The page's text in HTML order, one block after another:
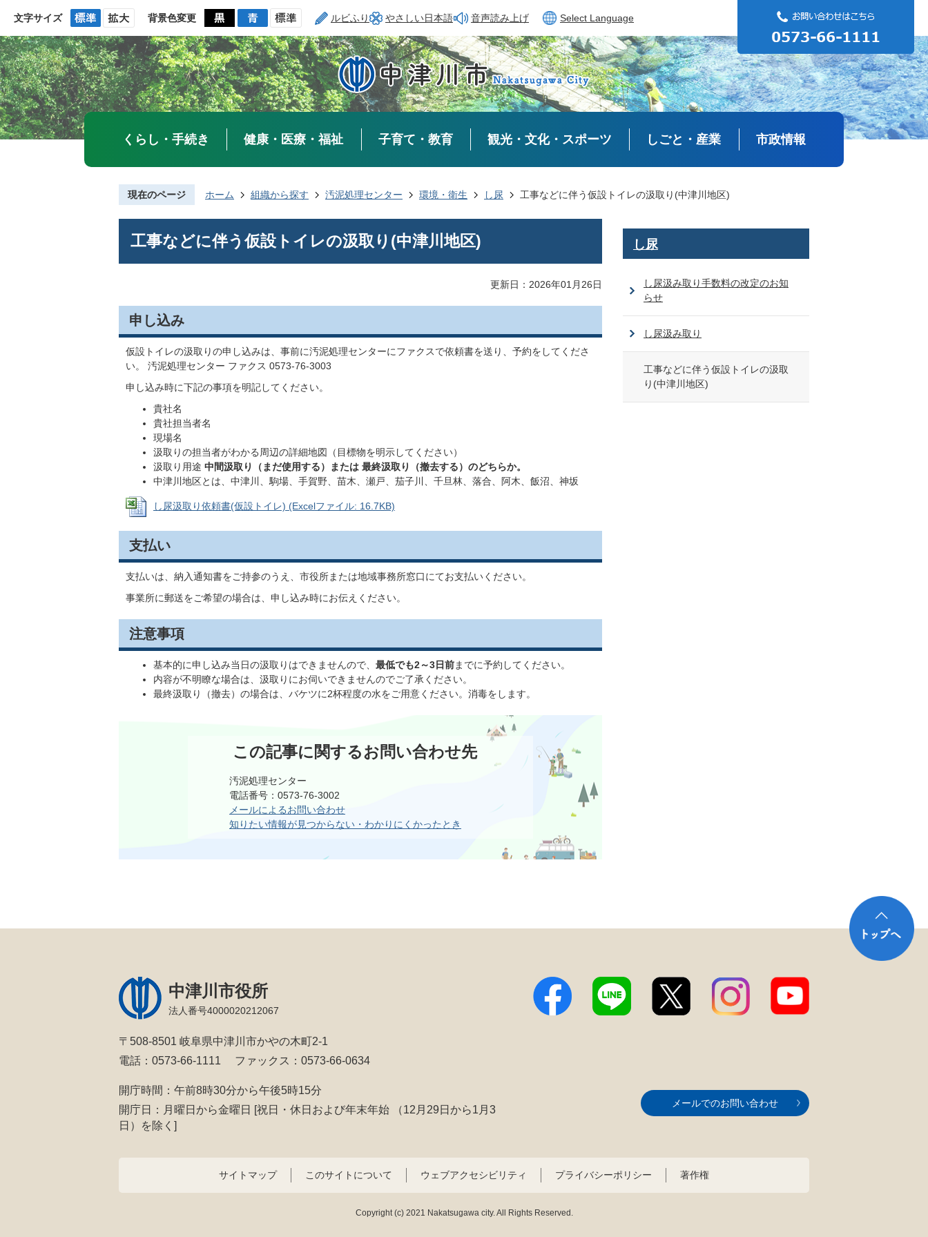
文字サイズ 背景色変更 ルビふり やさしい日本語 音声読み上げ Select Language
くらし・手続き 健康・医療・福祉 子育て・教育 観光・文化・スポーツ しごと・産業 市政情報
現在のページ ホーム 組織から探す 汚泥処理センター 環境・衛生 し尿 工事などに伴う仮設トイレの汲取り(中津川地区)
工事などに伴う仮設トイレの汲取り(中津川地区)
更新日：2026年01月26日
申し込み
仮設トイレの汲取りの申し込みは、事前に汚泥処理センターにファクスで依頼書を送り、予約をしてくださ
い。 汚泥処理センター ファクス 0573-76-3003
申し込み時に下記の事項を明記してください。
貴社名
貴社担当者名
現場名
汲取りの担当者がわかる周辺の詳細地図（目標物を明示してください）
汲取り用途 中間汲取り（まだ使用する）または 最終汲取り（撤去する）のどちらか。
中津川地区とは、中津川、駒場、手賀野、苗木、瀬戸、茄子川、千旦林、落合、阿木、飯沼、神坂
し尿汲取り依頼書(仮設トイレ) (Excelファイル: 16.7KB)
支払い
支払いは、納入通知書をご持参のうえ、市役所または地域事務所窓口にてお支払いください。
事業所に郵送をご希望の場合は、申し込み時にお伝えください。
注意事項
基本的に申し込み当日の汲取りはできませんので、最低でも2～3日前までに予約してください。
内容が不明瞭な場合は、汲取りにお伺いできませんのでご了承ください。
最終汲取り（撤去）の場合は、バケツに2杯程度の水をご用意ください。消毒をします。
この記事に関するお問い合わせ先
汚泥処理センター
電話番号：0573-76-3002
メールによるお問い合わせ
知りたい情報が見つからない・わかりにくかったとき
し尿
し尿汲み取り手数料の改定のお知
らせ
し尿汲み取り
工事などに伴う仮設トイレの汲取
り(中津川地区)
中津川市役所
法人番号4000020212067
〒508-8501 岐阜県中津川市かやの木町2-1
電話：0573-66-1111
ファックス：0573-66-0634
開庁時間：午前8時30分から午後5時15分
開庁日：月曜日から金曜日 [祝日・休日および年末年始
（12月29日から1月3
日）を除く]
メールでのお問い合わせ
サイトマップ このサイトについて ウェブアクセシビリティ プライバシーポリシー 著作権
Copyright (c) 2021 Nakatsugawa city. All Rights Reserved.